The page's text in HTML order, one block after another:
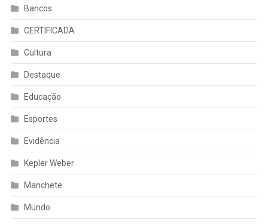
Bancos
CERTIFICADA
Cultura
Destaque
Educação
Esportes
Evidência
Kepler Weber
Manchete
Mundo